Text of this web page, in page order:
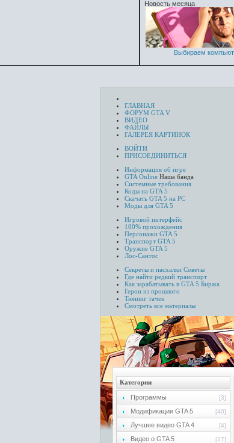
Новость месяца
Выбираем
ГЛАВНАЯ
ФОРУМ GTA V
ВИДЕО
ФАЙЛЫ
ГАЛЕРЕЯ КАРТИНОК
ВОЙТИ
ПРИСОЕДИНИТЬСЯ
Информация об игре
GTA Online Наша банда
Системные требования
Коды на GTA 5
Скачать GTA 5 на PC
Моды для GTA 5
Игровой интерфейс
100% прохождения
Персонажи GTA 5
Транспорт GTA 5
Оружие GTA 5
Лос-Сантос
Секреты и пасхалки Советы
Где найти редкий транспорт
Как зарабатывать в GTA 5 Биржа
Герои из прошлого
Тюнинг тачек
Смотреть все материалы
Категории
Программы [3]
Модификации GTA 5 [40]
Лучшее видео GTA 4 [4]
Видео о GTA 5 [27]